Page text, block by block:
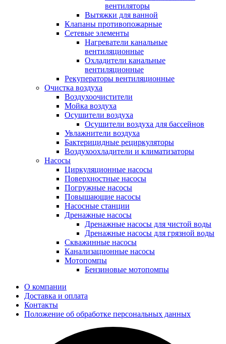
вентиляторы
Вытяжки для ванной
Клапаны противопожарные
Сетевые элементы
Нагреватели канальные
вентиляционные
Охладители канальные
вентиляционные
Рекуператоры вентиляционные
Очистка воздуха
Воздухоочистители
Мойка воздуха
Осушители воздуха
Осушители воздуха для бассейнов
Увлажнители воздуха
Бактерицидные рециркуляторы
Воздухоохладители и климатизаторы
Насосы
Циркуляционные насосы
Поверхностные насосы
Погружные насосы
Повышающие насосы
Насосные станции
Дренажные насосы
Дренажные насосы для чистой воды
Дренажные насосы для грязной воды
Скважинные насосы
Канализационные насосы
Мотопомпы
Бензиновые мотопомпы
О компании
Доставка и оплата
Контакты
Положение об обработке персональных данных